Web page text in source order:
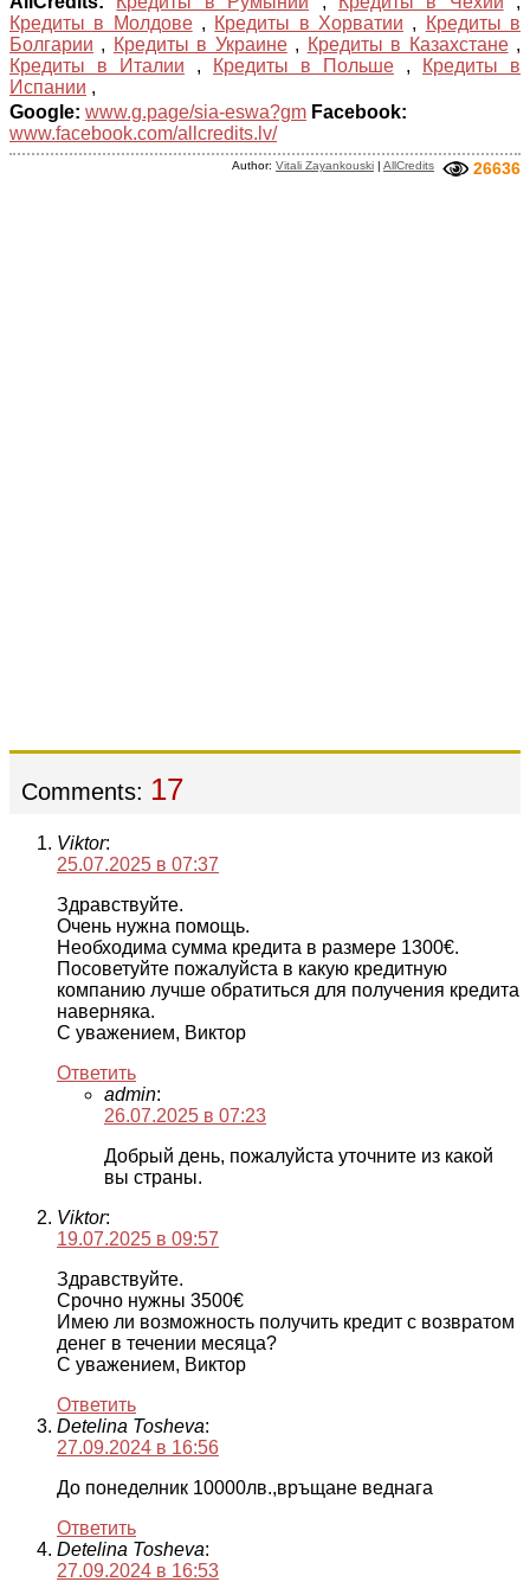
Кредиты в Молдове, Кредиты в Хорватии ,
Кредиты в
Болгарии , Кредиты в Украине, Кредиты в Казахстане,
Кредиты в Италии , Кредиты в Польше ,
Кредиты в
Испании ,
Google: www.g.page/sia-eswa?gm Facebook:
www.facebook.com/allcredits.lv/
26636
Author: Vitali Zayankouski | AllCredits
Comments: 17
Viktor:
25.07.2025 в 07:37
Здравствуйте.
Очень нужна помощь.
Необходима сумма кредита в размере 1300€.
Посоветуйте пожалуйста в какую кредитную
компанию лучше обратиться для получения кредита
наверняка.
С уважением, Виктор
Ответить
admin:
26.07.2025 в 07:23
Добрый день, пожалуйста уточните из какой
вы страны.
Viktor:
19.07.2025 в 09:57
Здравствуйте.
Срочно нужны 3500€
Имею ли возможность получить кредит с возвратом
денег в течении месяца?
С уважением, Виктор
Ответить
Detelina Tosheva:
27.09.2024 в 16:56
До понеделник 10000лв.,връщане веднага
Ответить
Detelina Tosheva:
27.09.2024 в 16:53